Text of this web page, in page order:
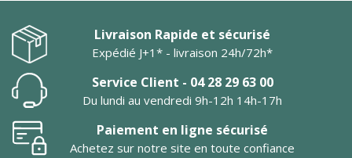
Livraison Rapide et sécurisé
Expédié J+1* - livraison 24h/72h*
Service Client - 04 28 29 63 00
Du lundi au vendredi 9h-12h 14h-17h
Paiement en ligne sécurisé
Achetez sur notre site en toute confiance